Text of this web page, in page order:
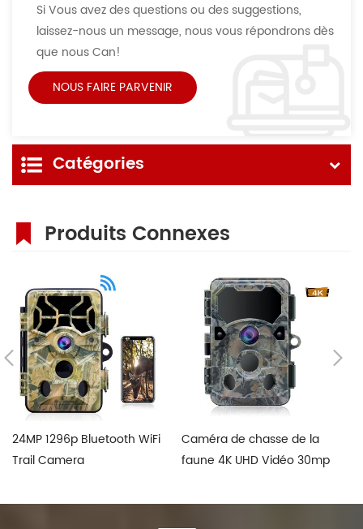
Si Vous avez des questions ou des suggestions,
laissez-nous un message, nous vous répondrons dès
que nous Can!
Catégories
Produits Connexes
24MP 1296p Bluetooth WiFi
Trail Camera
Caméra de chasse de la
faune 4K UHD Vidéo 30mp